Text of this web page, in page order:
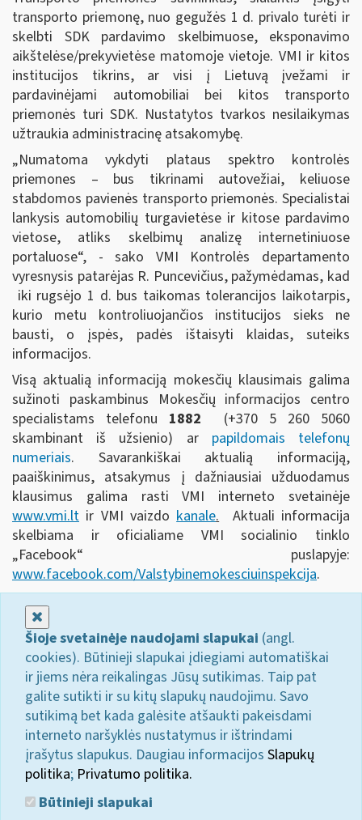
transporto priemonę, nuo gegužės 1 d. privalo turėti ir
skelbti SDK pardavimo skelbimuose, eksponavimo
aikštelėse/prekyvietėse matomoje vietoje. VMI ir kitos
institucijos tikrins, ar visi į Lietuvą įvežami ir
pardavinėjami automobiliai bei kitos transporto
priemonės turi SDK. Nustatytos tvarkos nesilaikymas
užtraukia administracinę atsakomybę.
„Numatoma vykdyti plataus spektro kontrolės
priemones – bus tikrinami autovežiai, keliuose
stabdomos pavienės transporto priemonės. Specialistai
lankysis automobilių turgavietėse ir kitose pardavimo
vietose, atliks skelbimų analizę internetiniuose
portaluose“, - sako VMI Kontrolės departamento
vyresnysis patarėjas R. Puncevičius, pažymėdamas, kad
iki rugsėjo 1 d. bus taikomas tolerancijos laikotarpis,
kurio metu kontroliuojančios institucijos sieks ne
bausti, o įspės, padės ištaisyti klaidas, suteiks
informacijos.
Visą aktualią informaciją mokesčių klausimais galima
sužinoti paskambinus Mokesčių informacijos centro
specialistams telefonu 1882
(+370 5 260 5060
skambinant iš užsienio) ar papildomais telefonų
numeriais. Savarankiškai aktualią informaciją,
paaiškinimus, atsakymus į dažniausiai užduodamus
klausimus galima rasti VMI interneto svetainėje
www.vmi.lt ir VMI vaizdo kanale. Aktuali informacija
skelbiama ir oficialiame VMI socialinio tinklo
„Facebook“ puslapyje:
www.facebook.com/Valstybinemokesciuinspekcija.
Šioje svetainėje naudojami slapukai (angl.
cookies). Būtinieji slapukai įdiegiami automatiškai
ir jiems nėra reikalingas Jūsų sutikimas. Taip pat
galite sutikti ir su kitų slapukų naudojimu. Savo
sutikimą bet kada galėsite atšaukti pakeisdami
interneto naršyklės nustatymus ir ištrindami
įrašytus slapukus. Daugiau informacijos Slapukų
politika; Privatumo politika.
Būtinieji slapukai